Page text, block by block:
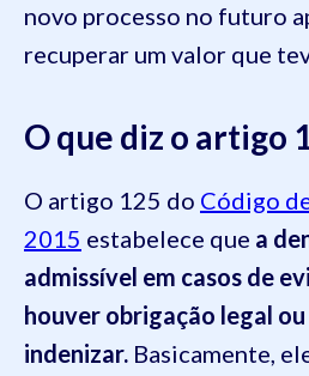
novo processo no futuro
recuperar um valor que
O que diz o artigo
O artigo 125 do Código
2015 estabelece que a
admissível em casos de
houver obrigação legal
indenizar. Basicamente,